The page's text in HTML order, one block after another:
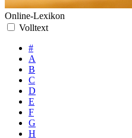
Online-Lexikon
Volltext
#
A
B
C
D
E
F
G
H